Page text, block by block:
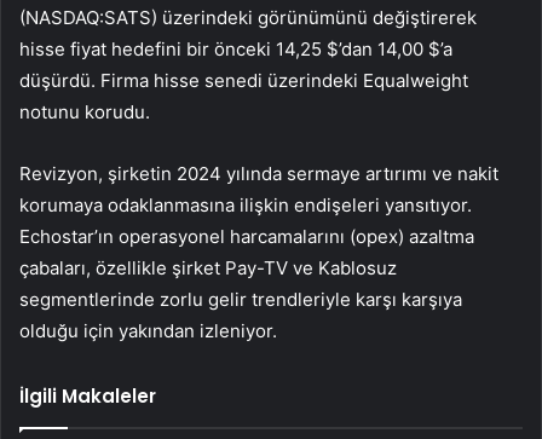
(NASDAQ:SATS) üzerindeki görünümünü değiştirerek
hisse fiyat hedefini bir önceki 14,25 $’dan 14,00 $’a
düşürdü. Firma hisse senedi üzerindeki Equalweight
notunu korudu.
Revizyon, şirketin 2024 yılında sermaye artırımı ve nakit
korumaya odaklanmasına ilişkin endişeleri yansıtıyor.
Echostar’ın operasyonel harcamalarını (opex) azaltma
çabaları, özellikle şirket Pay-TV ve Kablosuz
segmentlerinde zorlu gelir trendleriyle karşı karşıya
olduğu için yakından izleniyor.
İlgili Makaleler